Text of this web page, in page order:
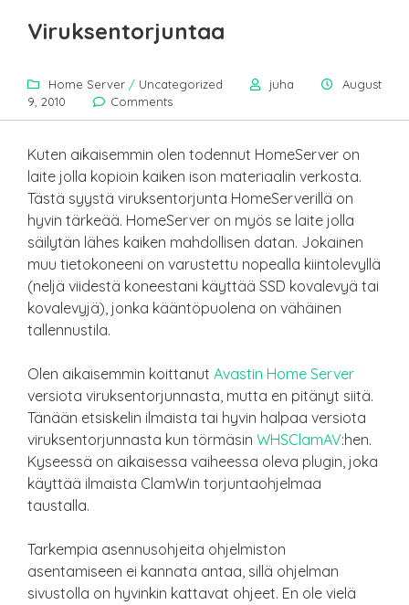
Viruksentorjuntaa
Home Server / Uncategorized juha
August
9, 2010
Comments
Kuten aikaisemmin olen todennut HomeServer on
laite jolla kopioin kaiken ison materiaalin verkosta.
Tästä syystä viruksentorjunta HomeServerillä on
hyvin tärkeää. HomeServer on myös se laite jolla
säilytän lähes kaiken mahdollisen datan. Jokainen
muu tietokoneeni on varustettu nopealla kiintolevyllä
(neljä viidestä koneestani käyttää SSD kovalevyä tai
kovalevyjä), jonka kääntöpuolena on vähäinen
tallennustila.
Olen aikaisemmin koittanut Avastin Home Server
versiota viruksentorjunnasta, mutta en pitänyt siitä.
Tänään etsiskelin ilmaista tai hyvin halpaa versiota
viruksentorjunnasta kun törmäsin WHSClamAV:hen.
Kyseessä on aikaisessa vaiheessa oleva plugin, joka
käyttää ilmaista ClamWin torjuntaohjelmaa
taustalla.
Tarkempia asennusohjeita ohjelmiston
asentamiseen ei kannata antaa, sillä ohjelman
sivustolla on hyvinkin kattavat ohjeet. En ole vielä